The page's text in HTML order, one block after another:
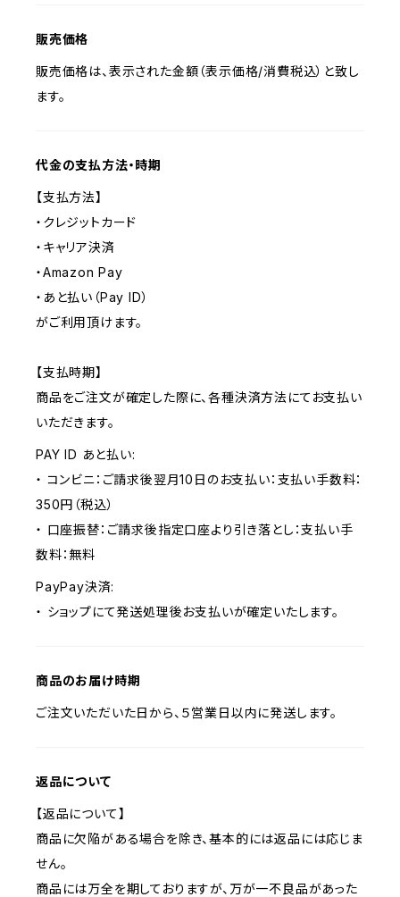
販売価格
販売価格は、表示された金額（表示価格/消費税込）と致し
ます。
代金の支払方法・時期
【支払方法】
・クレジットカード
・キャリア決済
・Amazon Pay
・あと払い（Pay ID）
がご利用頂けます。
【支払時期】
商品をご注文が確定した際に、各種決済方法にてお支払い
いただきます。
PAY ID あと払い:
・ コンビニ：ご請求後翌月10日のお支払い：支払い手数料：
350円（税込）
・ 口座振替：ご請求後指定口座より引き落とし：支払い手
数料：無料
PayPay決済:
・ ショップにて発送処理後お支払いが確定いたします。
商品のお届け時期
ご注文いただいた日から、５営業日以内に発送します。
返品について
【返品について】
商品に欠陥がある場合を除き、基本的には返品には応じま
せん。
商品には万全を期しておりますが、万が一不良品があった